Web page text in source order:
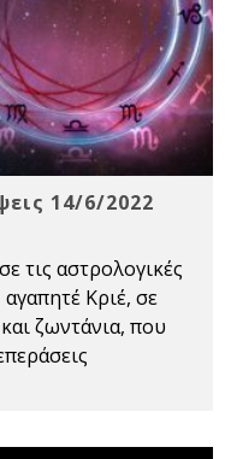
14/6/2022
τις αστρολογικές
Κριέ, σε
ζωντάνια, που